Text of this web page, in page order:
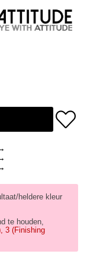
heldere kleur
te houden,
3 (Finishing